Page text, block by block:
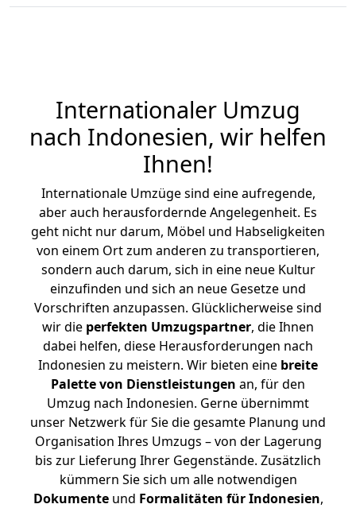
Internationaler Umzug
nach Indonesien, wir helfen
Ihnen!
Internationale Umzüge sind eine aufregende,
aber auch herausfordernde Angelegenheit. Es
geht nicht nur darum, Möbel und Habseligkeiten
von einem Ort zum anderen zu transportieren,
sondern auch darum, sich in eine neue Kultur
einzufinden und sich an neue Gesetze und
Vorschriften anzupassen. Glücklicherweise sind
wir die perfekten Umzugspartner, die Ihnen
dabei helfen, diese Herausforderungen nach
Indonesien zu meistern. Wir bieten eine breite
Palette von Dienstleistungen an, für den
Umzug nach Indonesien. Gerne übernimmt
unser Netzwerk für Sie die gesamte Planung und
Organisation Ihres Umzugs – von der Lagerung
bis zur Lieferung Ihrer Gegenstände. Zusätzlich
kümmern Sie sich um alle notwendigen
Dokumenteund Formalitäten für Indonesien,